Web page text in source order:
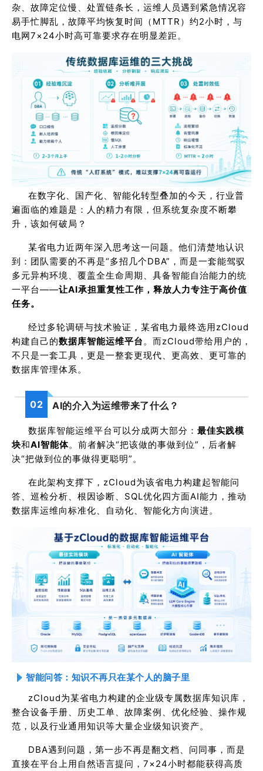
杂、故障定位慢、处置链条长，运维人员遇到紧急情况容
易手忙脚乱，故障平均恢复时间（MTTR）约2小时，与
电网7×24小时高可靠要求存在明显差距。
在数字化、国产化、智能化转型叠加的今天，行业普
遍面临的难题是：人的精力有限，但系统复杂度不断攀
升，该如何破局？
某省电力近两年深入思考这一问题。他们清楚地认识
到：团队需要的不再是“多招几个DBA”，而是一套能驾驭
多元异构环境、覆盖全生命周期、具备智能自治能力的统
一平台——让AI承担重复性工作，释放人力专注于高价值
任务。
经过多轮调研与技术验证，某省电力最终选用zCloud
构建自己的数据库智能运维平台。而zCloud带给用户的，
不只是一套工具，更是一整套更现代、更高效、更可靠的
数据库管理体系。
02 AI的介入为运维带来了什么？
数据库智能运维平台可以分成两大部分： 最佳实践模
块和AI智能体。前者解决“把该做的事做到位”，后者解
决“把做到位的事做得更聪明”。
在此架构支撑下，zCloud为该省电力构建起智能问
答、巡检分析、根因诊断、SQL优化四方面AI能力，推动
数据库运维向标准化、自动化、智能化方向演进。
智能问答：知识不再只在某个人的脑子里
zCloud为某省电力构建的企业级专属数据库知识库，
整合设备手册、历史工单、故障案例、优化经验、操作规
范，以及行业通用知识等大量企业级知识资产。
DBA遇到问题，第一步不再是翻文档、问同事，而是
直接在平台上用自然语言提问，7×24小时都能获得高质